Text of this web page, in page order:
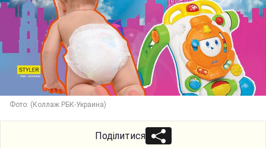
Фото: (Коллаж РБК-Украина)
Поділитися